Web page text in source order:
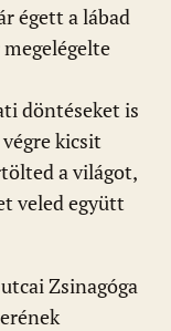
égett a lábad
döntéseket is
kicsit
a világot,
veled együtt
Zsinagóga